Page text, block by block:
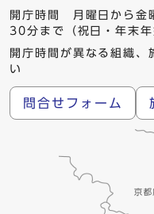
開庁時間 月曜日から
30分まで（祝日・年末年
開庁時間が異なる組織、
い
問合せフォーム